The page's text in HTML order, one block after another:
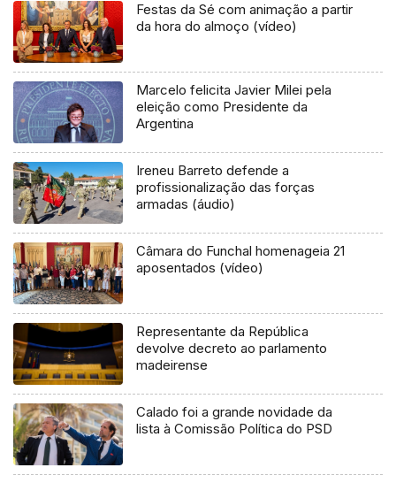
Festas da Sé com animação a partir
da hora do almoço (vídeo)
Marcelo felicita Javier Milei pela
eleição como Presidente da
Argentina
Ireneu Barreto defende a
profissionalização das forças
armadas (áudio)
Câmara do Funchal homenageia 21
aposentados (vídeo)
Representante da República
devolve decreto ao parlamento
madeirense
Calado foi a grande novidade da
lista à Comissão Política do PSD